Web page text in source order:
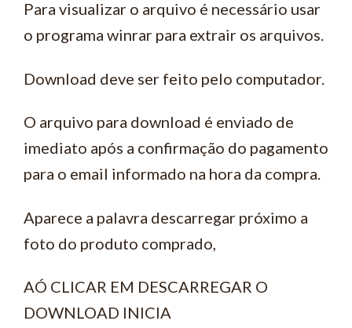
Para visualizar o arquivo é necessário usar
o programa winrar para extrair os arquivos.
Download deve ser feito pelo computador.
O arquivo para download é enviado de
imediato após a confirmação do pagamento
para o email informado na hora da compra.
Aparece a palavra descarregar próximo a
foto do produto comprado,
AÓ CLICAR EM DESCARREGAR O
DOWNLOAD INICIA